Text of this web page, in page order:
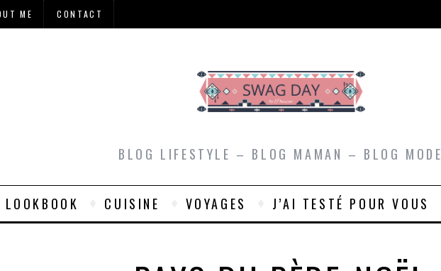
ME CONTACT
BLOG LIFESTYLE – BLOG MAMAN – BLOG MODE
LOOKBOOK CUISINE VOYAGES J’AI TESTÉ POUR VOUS